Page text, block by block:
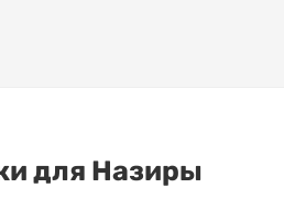
для Назиры